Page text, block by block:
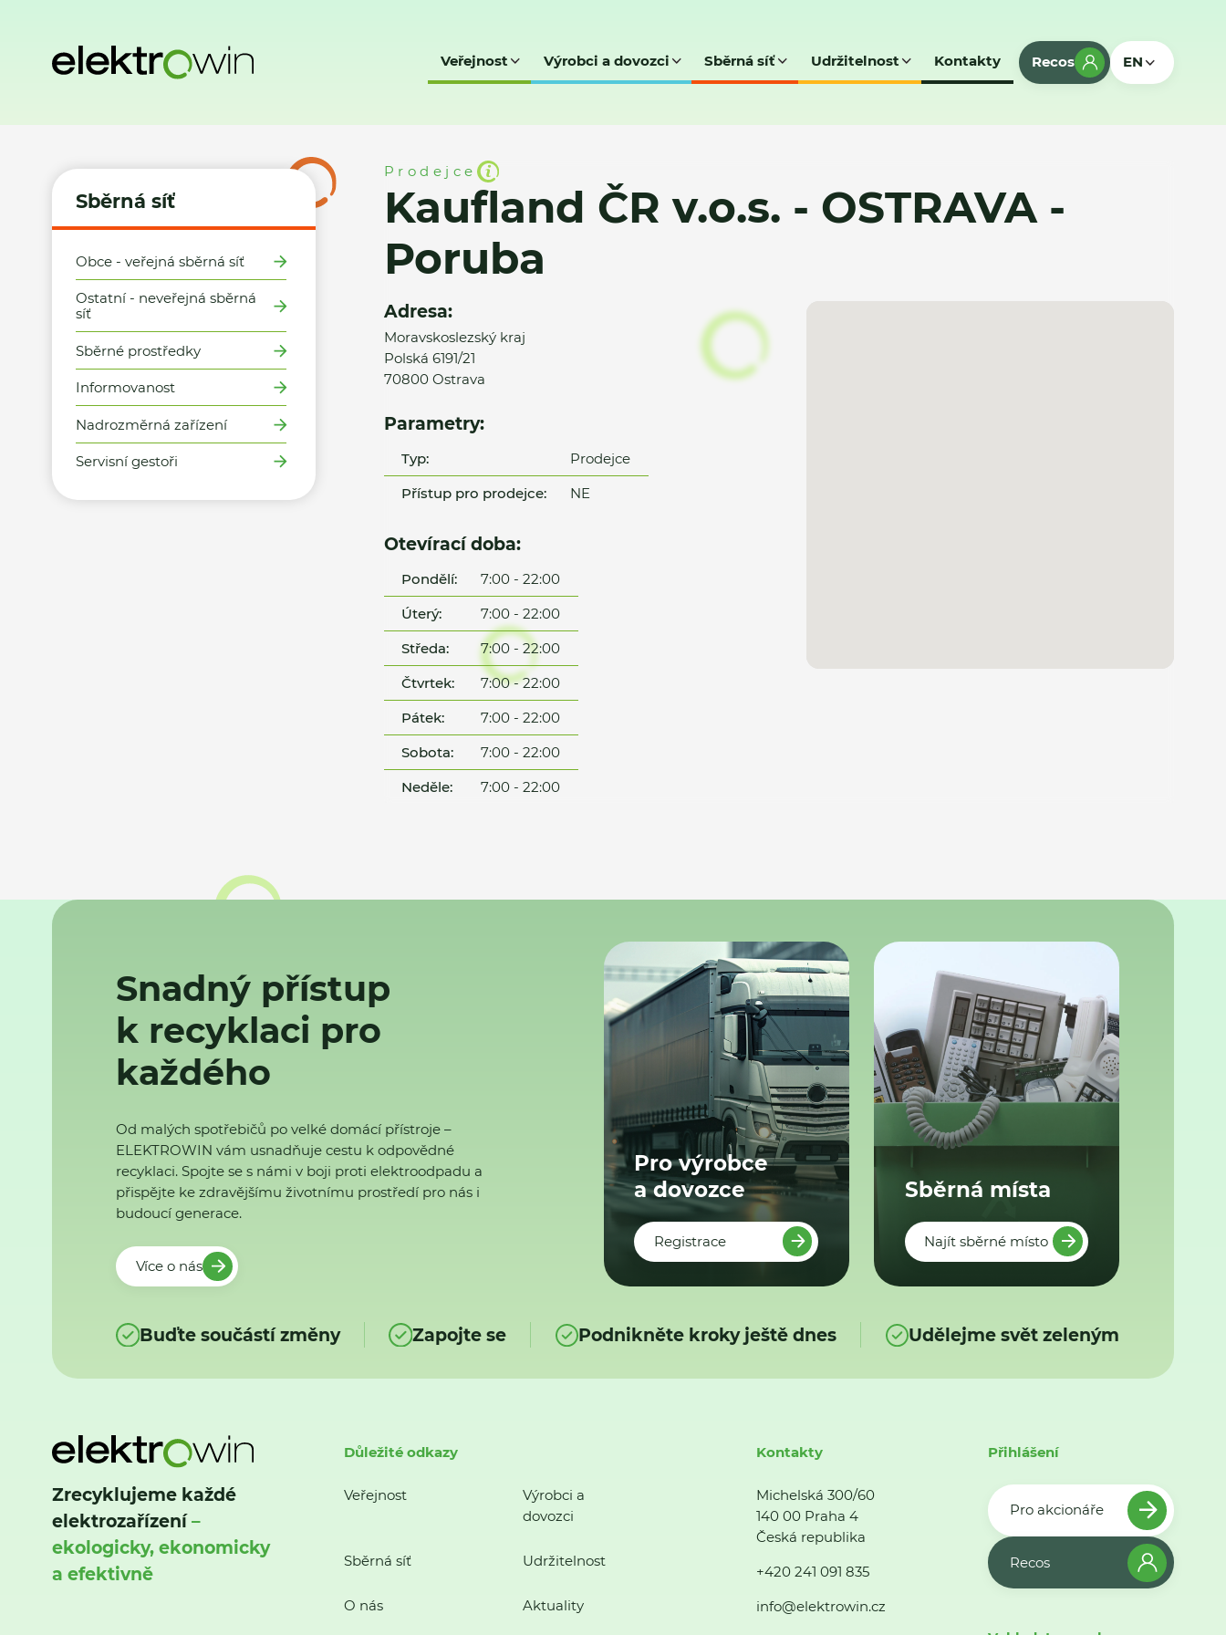
Veřejnost Výrobci a dovozci Sběrná síť Udržitelnost Kontakty Recos EN
Sběrná síť
Obce - veřejná sběrná síť
Ostatní - neveřejná sběrná
síť
Sběrné prostředky
Informovanost
Nadrozměrná zařízení
Servisní gestoři
Prodejce
Kaufland ČR v.o.s. - OSTRAVA -
Poruba
Adresa:
Moravskoslezský kraj
Polská 6191/21
70800 Ostrava
Parametry:
Typ:
Prodejce
Přístup pro prodejce:
NE
Otevírací doba:
Pondělí:
7:00 - 22:00
Úterý:
7:00 - 22:00
Středa:
7:00 - 22:00
Čtvrtek:
7:00 - 22:00
Pátek:
7:00 - 22:00
Sobota:
7:00 - 22:00
Neděle:
7:00 - 22:00
Snadný přístup
k recyklaci pro
každého
Od malých spotřebičů po velké domácí přístroje –
ELEKTROWIN vám usnadňuje cestu k odpovědné
recyklaci. Spojte se s námi v boji proti elektroodpadu a
přispějte ke zdravějšímu životnímu prostředí pro nás i
budoucí generace.
Více o nás
Pro výrobce
a dovozce
Registrace
Sběrná místa
Najít sběrné místo
Buďte součástí změny Zapojte se Podnikněte kroky ještě dnes Udělejme svět zeleným
Zrecyklujeme každé
elektrozařízení–
ekologicky, ekonomicky
a efektivně
Důležité odkazy
Veřejnost
Výrobci a
dovozci
Sběrná síť Udržitelnost
O nás Aktuality
Kontakty
Michelská 300/60
140 00 Praha 4
Česká republika
+420 241 091 835
info@elektrowin.cz
Přihlášení
Pro akcionáře
Recos